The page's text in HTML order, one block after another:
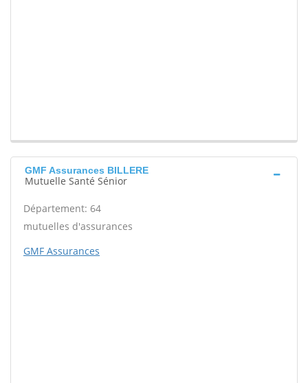
GMF Assurances BILLERE
Mutuelle Santé Sénior
Département: 64
mutuelles d'assurances
GMF Assurances